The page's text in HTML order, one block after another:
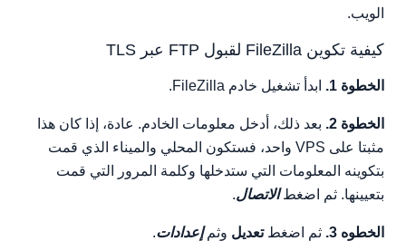
الويب.
كيفية تكوين FileZilla لقبول FTP عبر TLS
الخطوة 1. ابدأ تشغيل خادم FileZilla.
الخطوة 2.
بعد ذلك، أدخل معلومات الخادم. عادة، إذا كان هذا
مثبتا على VPS واحد، فستكون المحلي والميناء الذي قمت
بتكوينه المعلومات التي ستدخلها وكلمة المرور التي قمت
بتعيينها. ثم اضغطالاتصال.
الخطوه 3. ثم اضغطتعديل وثمإعدادات.